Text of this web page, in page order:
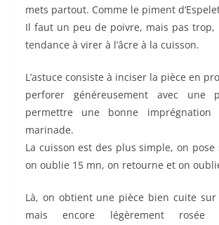
mets partout. Comme le piment
Il faut un peu de poivre, mais pas trop,
tendance à virer à l’âcre à la cuisson.
L’astuce consiste à inciser la pièce en
perforer généreusement avec une
permettre une bonne
marinade.
La cuisson est des plus simple, on
on oublie 15 mn, on retourne et on
Là, on obtient une pièce bien cuite sur
mais encore légèrement rosée